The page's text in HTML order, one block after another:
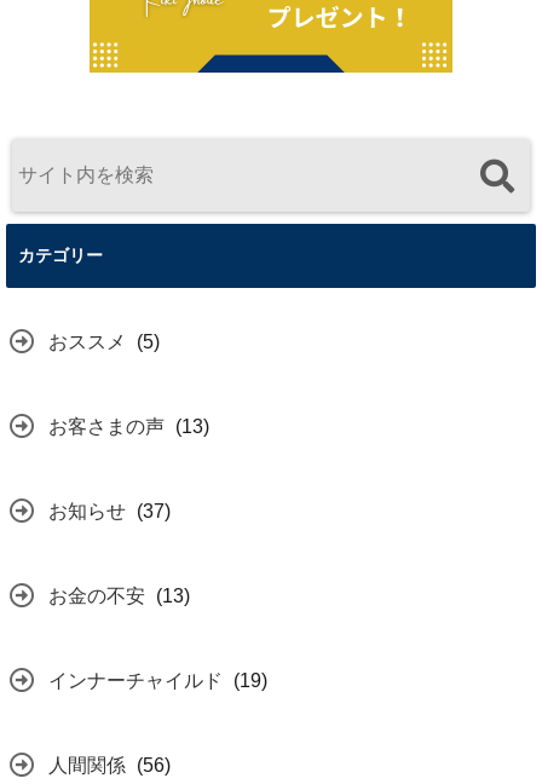
カテゴリー
おススメ (5)
お客さまの声 (13)
お知らせ (37)
お金の不安 (13)
インナーチャイルド (19)
人間関係 (56)